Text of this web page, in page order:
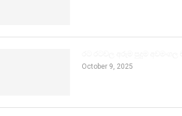
October 9, 2025